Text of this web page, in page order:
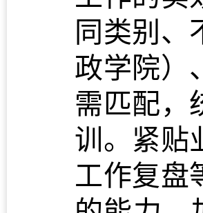
同类别、
政学院）
需匹配，
训。紧贴
工作复盘